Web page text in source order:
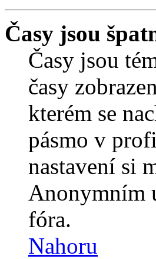
Časy jsou
Časy jsou
časy
kterém se
pásmo v
nastavení si
Anonymním
fóra.
Nahoru